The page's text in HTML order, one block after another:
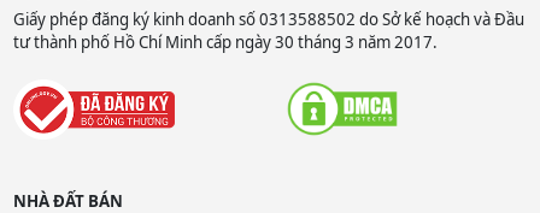
Giấy phép đăng ký kinh doanh số 0313588502 do Sở kế hoạch và Đầu
tư thành phố Hồ Chí Minh cấp ngày 30 tháng 3 năm 2017.
NHÀ ĐẤT BÁN